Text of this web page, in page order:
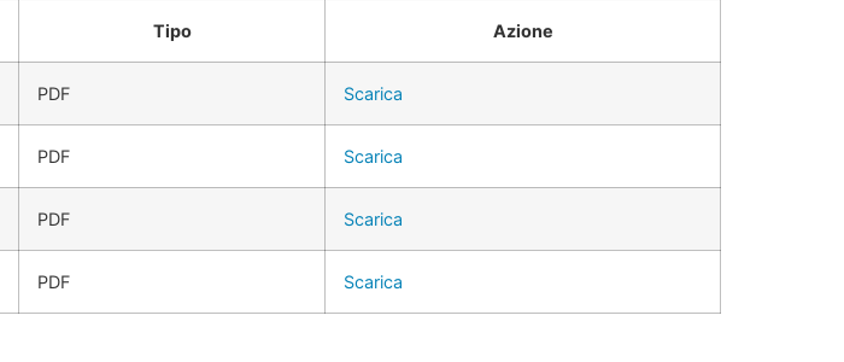
Tipo Azione
PDF Scarica
PDF Scarica
PDF Scarica
PDF Scarica